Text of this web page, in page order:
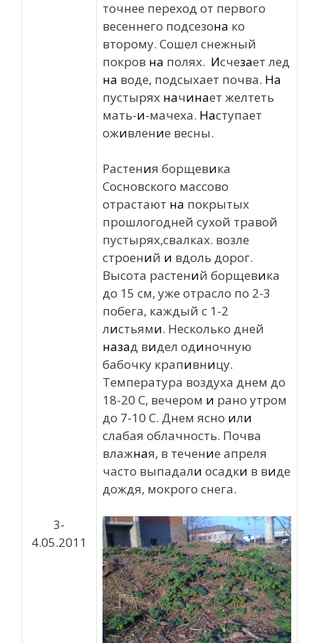
3-
4.05.2011
точнее переход от первого
весеннего подсезона ко
второму. Сошел снежный
покров на полях. Исчезает лед
на воде, подсыхает почва. На
пустырях начинает желтеть
мать-и-мачеха. Наступает
оживление весны.
Растения борщевика
Сосновского массово
отрастают на покрытых
прошлогодней сухой травой
пустырях,свалках. возле
строений и вдоль дорог.
Высота растений борщевика
до 15 см, уже отрасло по 2-3
побега, каждый с 1-2
листьями. Несколько дней
назад видел одиночную
бабочку крапивницу.
Температура воздуха днем до
18-20 С, вечером и рано утром
до 7-10 С. Днем ясно или
слабая облачность. Почва
влажная, в течение апреля
часто выпадали осадки в виде
дождя, мокрого снега.